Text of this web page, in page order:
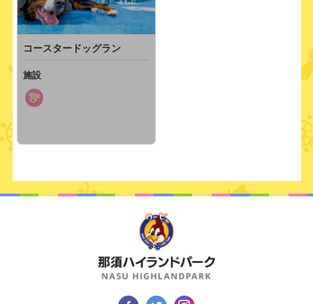
コースタードッグラン
施設